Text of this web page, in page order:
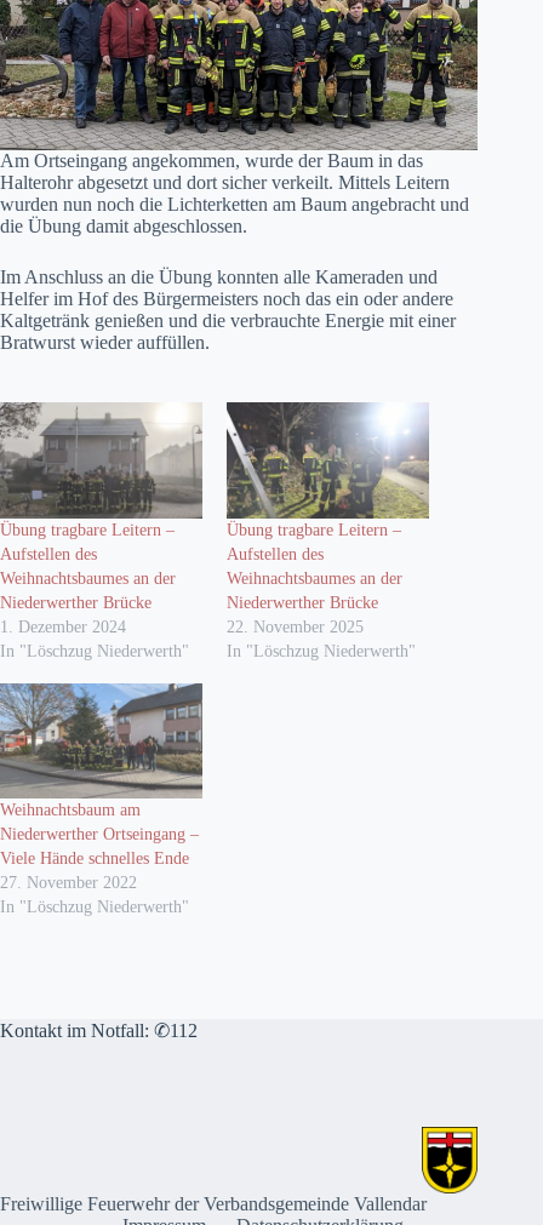
Am Ortseingang angekommen, wurde der Baum in das
Halterohr abgesetzt und dort sicher verkeilt. Mittels Leitern
wurden nun noch die Lichterketten am Baum angebracht und
die Übung damit abgeschlossen.
Im Anschluss an die Übung konnten alle Kameraden und
Helfer im Hof des Bürgermeisters noch das ein oder andere
Kaltgetränk genießen und die verbrauchte Energie mit einer
Bratwurst wieder auffüllen.
Übung tragbare Leitern –
Aufstellen des
Weihnachtsbaumes an der
Niederwerther Brücke
1. Dezember 2024
In "Löschzug Niederwerth"
Übung tragbare Leitern –
Aufstellen des
Weihnachtsbaumes an der
Niederwerther Brücke
22. November 2025
In "Löschzug Niederwerth"
Weihnachtsbaum am
Niederwerther Ortseingang –
Viele Hände schnelles Ende
27. November 2022
In "Löschzug Niederwerth"
Kontakt im Notfall: ✆112
Freiwillige Feuerwehr der Verbandsgemeinde Vallendar